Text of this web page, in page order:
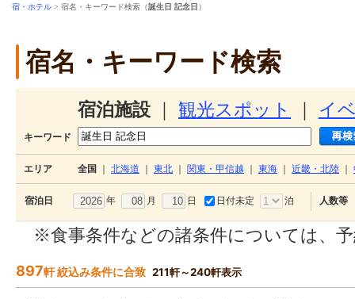
宿・ホテル > 宿名・キーワード検索（誕生日 記念日 ）
宿名・キーワード検索
宿泊施設 観光スポット イ
キーワード
エリア 全国 北海道 東北 関東・甲信越 東海 近畿・北陸
宿泊日 年 月 日 日付未定 泊 人数等
※食事条件などの諸条件については、
897軒 絞込み条件に合致 211軒～240軒表示